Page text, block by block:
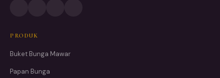
PRODUK
Buket Bunga Mawar
Papan Bunga